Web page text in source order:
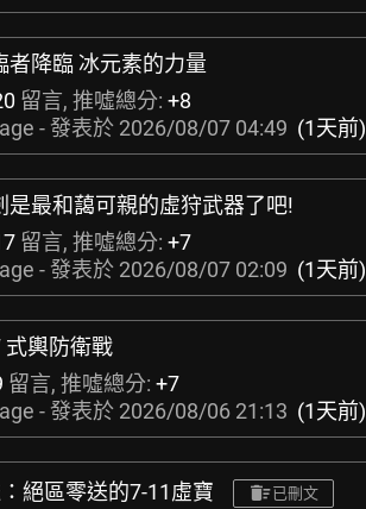
者降臨 冰元素的力量
留言, 推噓總分: +8
- 發表於 2026/08/07 04:49 (1天前)
是最和藹可親的虛狩武器了吧!
留言, 推噓總分: +7
- 發表於 2026/08/07 02:09 (1天前)
式輿防衛戰
留言, 推噓總分: +7
- 發表於 2026/08/06 21:13 (1天前)
絕區零送的7-11虛寶 已刪文